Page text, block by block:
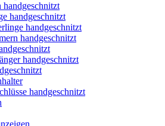
handgeschnitzt
handgeschnitzt
handgeschnitzt
handgeschnitzt
handgeschnitzt